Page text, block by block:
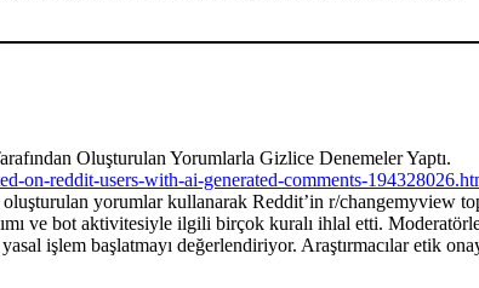
Oluşturulan Yorumlarla Gizlice Denemeler Yaptı.
on-reddit-users-with-ai-generated-comments-
oluşturulan yorumlar kullanarak Reddit’in r/
ve bot aktivitesiyle ilgili birçok kuralı ihlal etti.
işlem başlatmayı değerlendiriyor. Araştırmacılar etik